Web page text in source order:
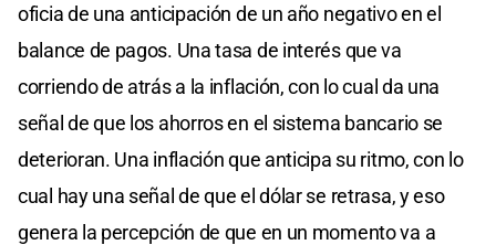
oficia de una anticipación de un año negativo en el
balance de pagos. Una tasa de interés que va
corriendo de atrás a la inflación, con lo cual da una
señal de que los ahorros en el sistema bancario se
deterioran. Una inflación que anticipa su ritmo, con lo
cual hay una señal de que el dólar se retrasa, y eso
genera la percepción de que en un momento va a